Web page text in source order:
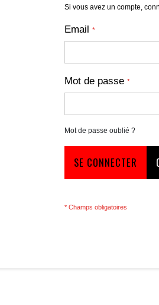
Si vous avez un compte,
Email
Mot de passe
Mot de passe oublié ?
SE CONNECTER